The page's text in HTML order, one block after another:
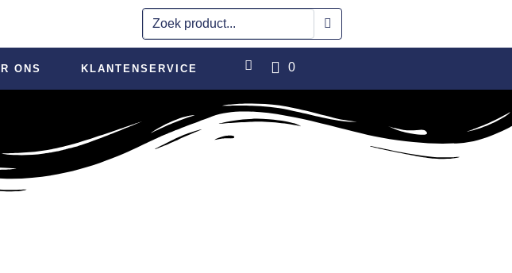
ONS KLANTENSERVICE 0